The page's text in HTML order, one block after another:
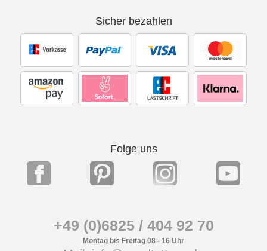
Sicher bezahlen
Folge uns
+49 (0)6825 / 404 92 70
Montag bis Freitag 08 - 16 Uhr